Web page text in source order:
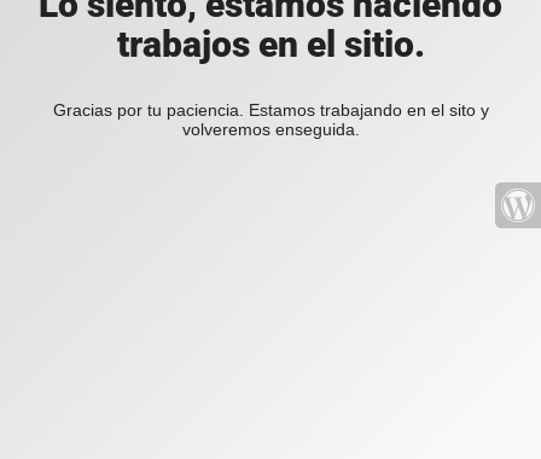
trabajos en el sitio.
Gracias por tu paciencia. Estamos trabajando en el sito y
volveremos enseguida.